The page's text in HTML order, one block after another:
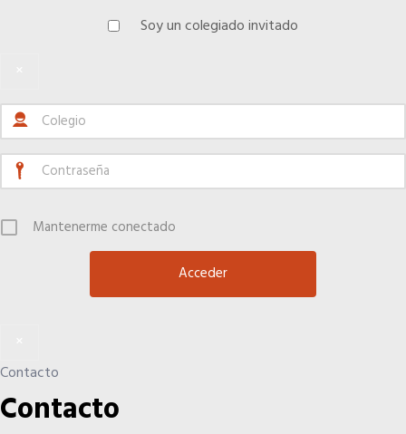
Soy un colegiado invitado
Mantenerme conectado
Contacto
Contacto